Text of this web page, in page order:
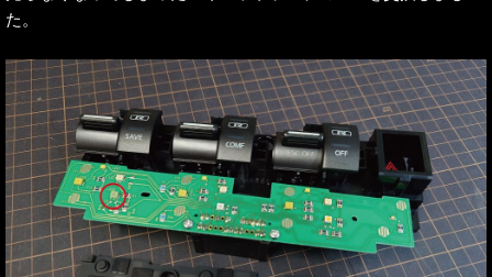
た。